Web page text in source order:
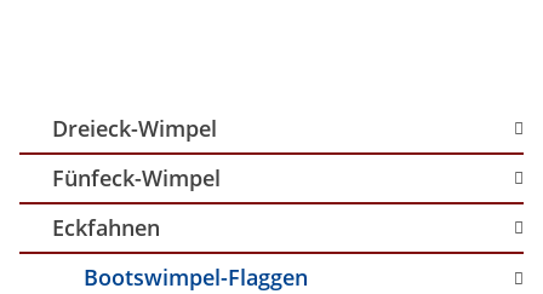
Dreieck-Wimpel
Fünfeck-Wimpel
Eckfahnen
Bootswimpel-Flaggen